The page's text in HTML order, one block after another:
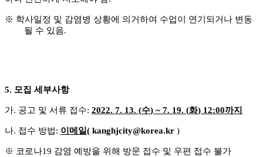
※ 학사일정 및 감염병 상황에 의거하여 수업이 연기되거나 변동
될 수 있음.
5. 모집 세부사항
가. 공고 및 서류 접수: 2022. 7. 13. (수) ~ 7. 19. (화) 12:00까지
나. 접수 방법: 이메일( kanghjcity@korea.kr )
※ 코로나19 감염 예방을 위해 방문 접수 및 우편 접수 불가